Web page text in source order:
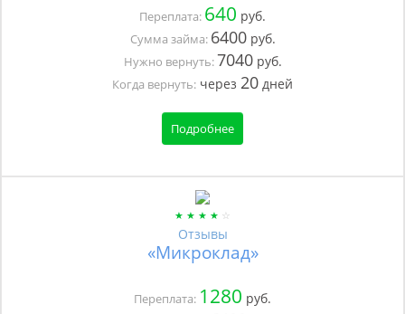
Переплата: 640 руб.
Сумма займа: 6400руб.
Нужно вернуть:7040руб.
Когда вернуть: через 20 дней
Подробнее
Отзывы
«Микроклад»
Переплата: 1280 руб.